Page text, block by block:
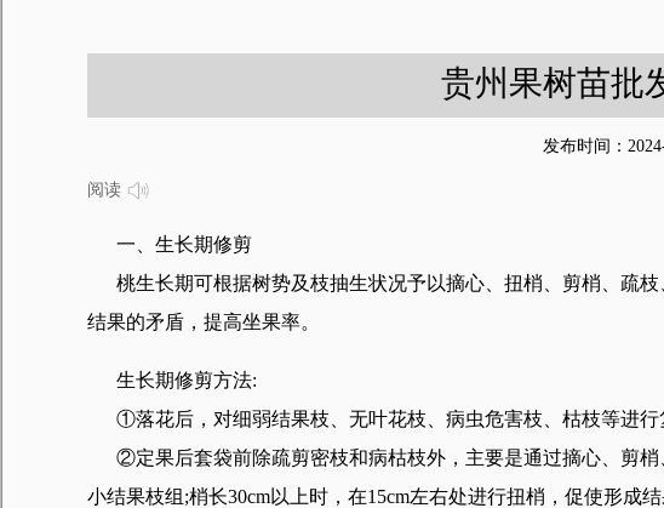
贵州果树苗批
发布时间：
阅读
一、生长期修剪
桃生长期可根据树势及枝抽生状况予以摘心、扭梢、剪梢、疏
结果的矛盾，提高坐果率。
生长期修剪方法:
①落花后，对细弱结果枝、无叶花枝、病虫危害枝、枯枝等进行
②定果后套袋前除疏剪密枝和病枯枝外，主要是通过摘心、剪梢
小结果枝组;梢长30cm以上时，在15cm左右处进行扭梢，促使形成